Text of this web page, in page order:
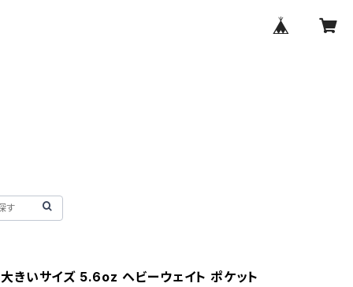
きいサイズ 5.6oz ヘビーウェイト ポケット